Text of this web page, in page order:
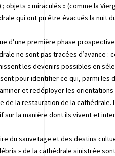
; objets « miraculés » (comme la
qui ont pu être évacués la nuit
d’une première phase
ne sont pas tracées d’avance :
les devenirs possibles en
pour identifier ce qui, parmi les
et redéployer les
de la restauration de la
sur la manière dont ils vivent et
du sauvetage et des destins
» de la cathédrale sinistrée